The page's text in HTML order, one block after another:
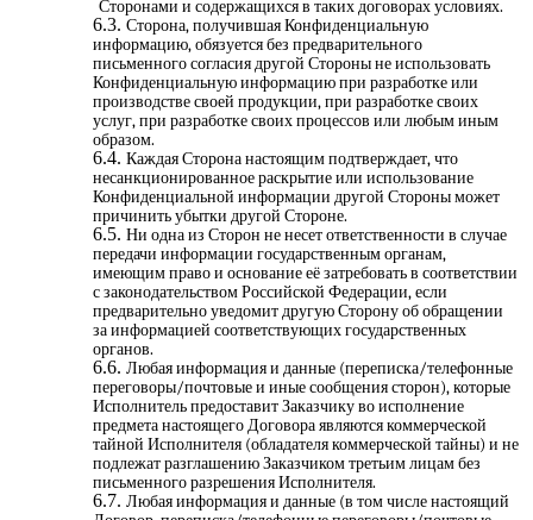
Сторонами и содержащихся в таких договорах условиях.
Сторона, получившая Конфиденциальную
информацию, обязуется без предварительного
письменного согласия другой Стороны не использовать
Конфиденциальную информацию при разработке или
производстве своей продукции, при разработке своих
услуг, при разработке своих процессов или любым иным
образом.
Каждая Сторона настоящим подтверждает, что
несанкционированное раскрытие или использование
Конфиденциальной информации другой Стороны может
причинить убытки другой Стороне.
Ни одна из Сторон не несет ответственности в случае
передачи информации государственным органам,
имеющим право и основание её затребовать в соответствии
с законодательством Российской Федерации, если
предварительно уведомит другую Сторону об обращении
за информацией соответствующих государственных
органов.
Любая информация и данные (переписка/телефонные
переговоры/почтовые и иные сообщения сторон), которые
Исполнитель предоставит Заказчику во исполнение
предмета настоящего Договора являются коммерческой
тайной Исполнителя (обладателя коммерческой тайны) и не
подлежат разглашению Заказчиком третьим лицам без
письменного разрешения Исполнителя.
Любая информация и данные (в том числе настоящий